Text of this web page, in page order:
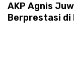
AKP Agnis
Berprestasi di